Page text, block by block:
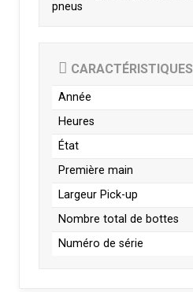
pneus
CARACTÉRISTIQUES
Année
Heures
État
Première main
Largeur Pick-up
Nombre total de bottes
Numéro de série